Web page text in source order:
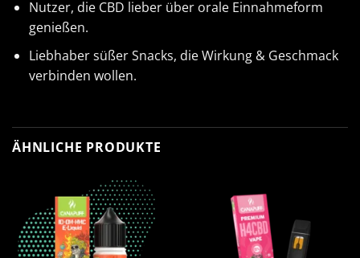
Nutzer, die CBD lieber über orale Einnahmeform
genießen.
Liebhaber süßer Snacks, die Wirkung & Geschmack
verbinden wollen.
ÄHNLICHE PRODUKTE